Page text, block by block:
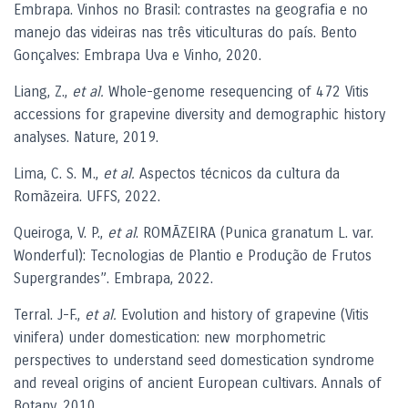
Embrapa. Vinhos no Brasil: contrastes na geografia e no
manejo das videiras nas três viticulturas do país. Bento
Gonçalves: Embrapa Uva e Vinho, 2020.
Liang, Z., et al. Whole-genome resequencing of 472 Vitis
accessions for grapevine diversity and demographic history
analyses. Nature, 2019.
Lima, C. S. M., et al. Aspectos técnicos da cultura da
Romãzeira. UFFS, 2022.
Queiroga, V. P., et al. ROMÃZEIRA (Punica granatum L. var.
Wonderful): Tecnologias de Plantio e Produção de Frutos
Supergrandes”. Embrapa, 2022.
Terral. J-F., et al. Evolution and history of grapevine (Vitis
vinifera) under domestication: new morphometric
perspectives to understand seed domestication syndrome
and reveal origins of ancient European cultivars. Annals of